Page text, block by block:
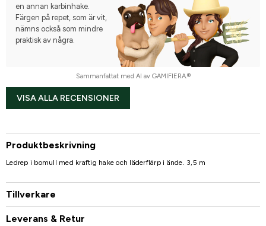
en annan karbinhake.
Färgen på repet, som är vit,
nämns också som mindre
praktisk av några.
Sammanfattat med AI av GAMIFIERA.®
VISA ALLA RECENSIONER
Produktbeskrivning
Ledrep i bomull med kraftig hake och läderflärp i ände. 3,5 m
Tillverkare
Leverans & Retur